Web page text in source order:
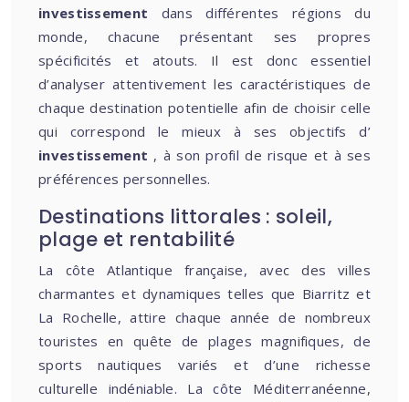
investissement dans différentes régions du
monde, chacune présentant ses propres
spécificités et atouts. Il est donc essentiel
d’analyser attentivement les caractéristiques de
chaque destination potentielle afin de choisir celle
qui correspond le mieux à ses objectifs d’
investissement , à son profil de risque et à ses
préférences personnelles.
Destinations littorales : soleil,
plage et rentabilité
La côte Atlantique française, avec des villes
charmantes et dynamiques telles que Biarritz et
La Rochelle, attire chaque année de nombreux
touristes en quête de plages magnifiques, de
sports nautiques variés et d’une richesse
culturelle indéniable. La côte Méditerranéenne,